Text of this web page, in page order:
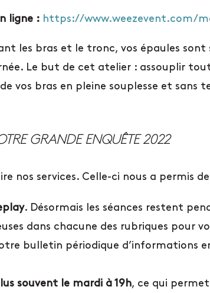
ligne : https://www.weezevent.com/
les bras et le tronc, vos épaules
Le but de cet atelier : assouplir
vos bras en pleine souplesse et sans
nos services. Celle-ci nous a permis
. Désormais les séances restent
dans chacune des rubriques pour
bulletin périodique d’informations
souvent le mardi à 19h, ce qui permet